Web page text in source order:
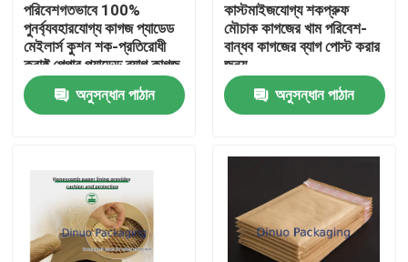
পরিবেশগতভাবে 100%
পুনর্ব্যবহারযোগ্য কাগজ প্যাডেড
মেইলার্স কুশন শক-প্রতিরোধী
ক্রাফ্ট পেপার প্যাডেড ব্যাগ কাগজ
প্যাকেজিং
অনুসন্ধান পাঠান
কাস্টমাইজযোগ্য শকপ্রুফ
মৌচাক কাগজের খাম পরিবেশ-
বান্ধব কাগজের ব্যাগ পোস্ট করার
জন্য
অনুসন্ধান পাঠান